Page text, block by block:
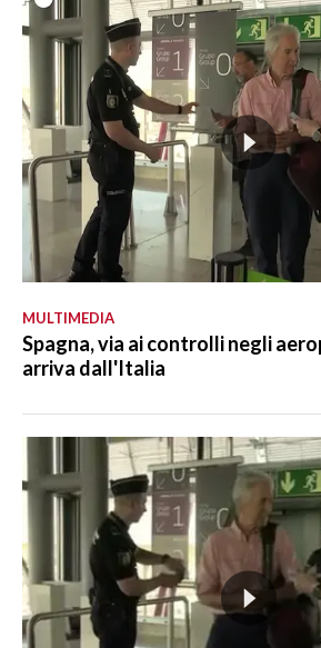
MULTIMEDIA
Spagna, via ai controlli negli
arriva dall'Italia